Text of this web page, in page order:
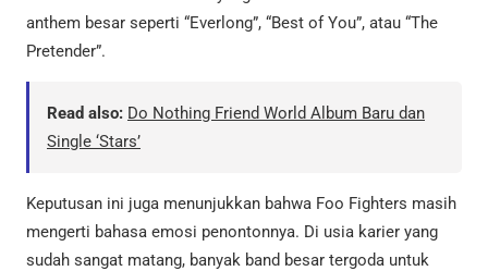
anthem besar seperti “Everlong”, “Best of You”, atau “The
Pretender”.
Read also: Do Nothing Friend World Album Baru dan
Single ‘Stars’
Keputusan ini juga menunjukkan bahwa Foo Fighters masih
mengerti bahasa emosi penontonnya. Di usia karier yang
sudah sangat matang, banyak band besar tergoda untuk